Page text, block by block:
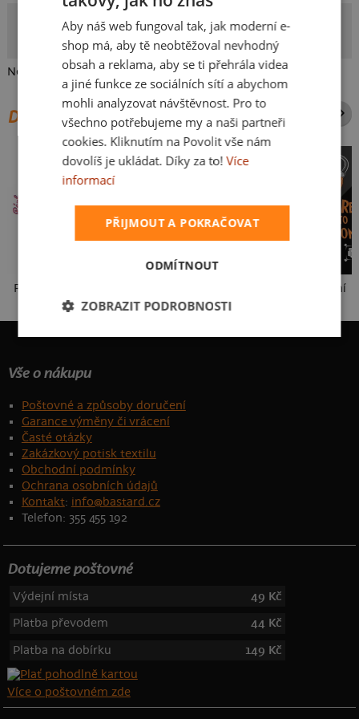
Yenny
Autorka potisku
Nejraději si hraji na pískovišti, tedy v sandboxu.
DALŠÍ POTISKY ZE STEJNÉ KATEGORIE
Fušál USB připojení
Vše o nákupu
Poštovné a způsoby doručení
Garance výměny či vrácení
Časté otázky
Zakázkový potisk textilu
Obchodní podmínky
Ochrana osobních údajů
Kontakt: info@bastard.cz
Telefon: 355 455 192
Dotujeme poštovné
Výdejní místa
49 Kč
Platba převodem
44 Kč
Platba na dobírku
149 Kč
Více o poštovném zde
SLOVAK
Aby náš web fungoval tak, jak moderní e-
shop má, aby tě neobtěžoval nevhodný
obsah a reklama, aby se ti přehrála videa
a jiné funkce ze sociálních sítí a abychom
mohli analyzovat návštěvnost. Pro to
všechno potřebujeme my a naši partneři
cookies. Kliknutím na Povolit vše nám
dovolíš je ukládat. Díky za to! Více
informací
PŘIJMOUT A POKRAČOVAT
ODMÍTNOUT
ZOBRAZIT PODROBNOSTI